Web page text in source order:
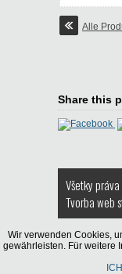
Alle
Share this
Všetky
Tvorba web
Wir verwenden Cookies,
gewährleisten. Für weitere